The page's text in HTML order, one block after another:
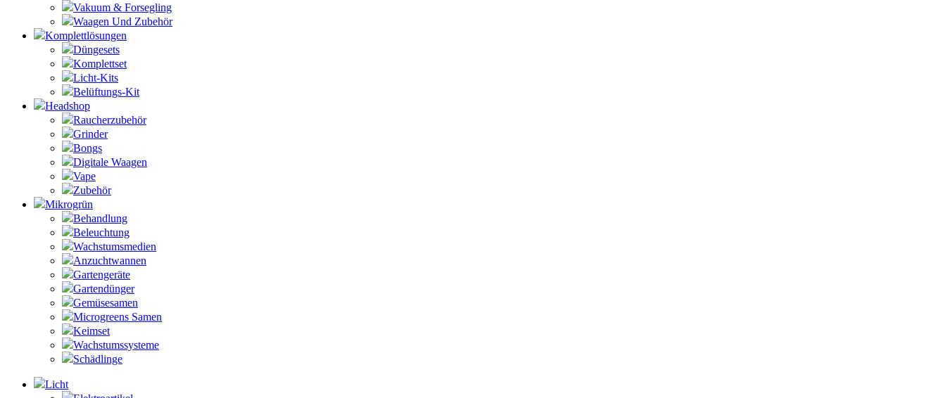
Vakuum & Forsegling
Waagen Und Zubehör
Komplettlösungen
Düngesets
Komplettset
Licht-Kits
Belüftungs-Kit
Headshop
Raucherzubehör
Grinder
Bongs
Digitale Waagen
Vape
Zubehör
Mikrogrün
Behandlung
Beleuchtung
Wachstumsmedien
Anzuchtwannen
Gartengeräte
Gartendünger
Gemüsesamen
Microgreens Samen
Keimset
Wachstumssysteme
Schädlinge
Licht